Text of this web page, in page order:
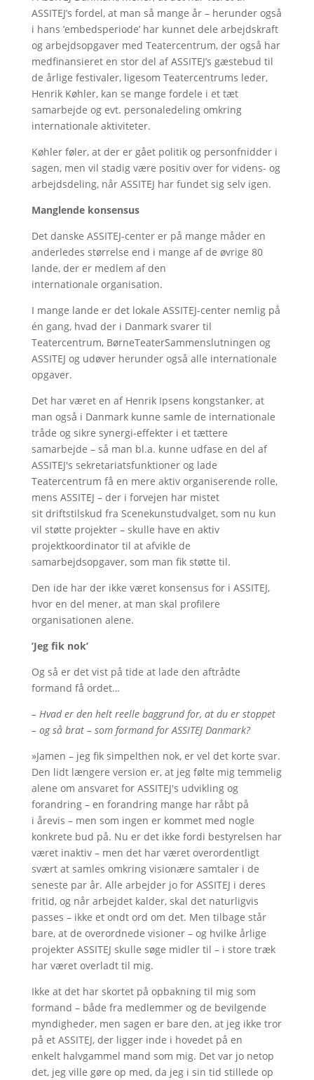
ASSITEJ’s fordel, at man så mange år – herunder også
i hans ’embedsperiode’ har kunnet dele arbejdskraft
og arbejdsopgaver med Teatercentrum, der også har
medfinansieret en stor del af ASSITEJ’s gæstebud til
de årlige festivaler, ligesom Teatercentrums leder,
Henrik Køhler, kan se mange fordele i et tæt
samarbejde og evt. personaledeling omkring
internationale aktiviteter.
Køhler føler, at der er gået politik og personfnidder i
sagen, men vil stadig være positiv over for videns- og
arbejdsdeling, når ASSITEJ har fundet sig selv igen.
Manglende konsensus
Det danske ASSITEJ-center er på mange måder en
anderledes størrelse end i mange af de øvrige 80
lande, der er medlem af den
internationale organisation.
I mange lande er det lokale ASSITEJ-center nemlig på
én gang, hvad der i Danmark svarer til
Teatercentrum, BørneTeaterSammenslutningen og
ASSITEJ og udøver herunder også alle internationale
opgaver.
Det har været en af Henrik Ipsens kongstanker, at
man også i Danmark kunne samle de internationale
tråde og sikre synergi-effekter i et tættere
samarbejde – så man bl.a. kunne udfase en del af
ASSITEJ's sekretariatsfunktioner og lade
Teatercentrum få en mere aktiv organiserende rolle,
mens ASSITEJ – der i forvejen har mistet
sit driftstilskud fra Scenekunstudvalget, som nu kun
vil støtte projekter – skulle have en aktiv
projektkoordinator til at afvikle de
samarbejdsopgaver, som man fik støtte til.
Den ide har der ikke været konsensus for i ASSITEJ,
hvor en del mener, at man skal profilere
organisationen alene.
’Jeg fik nok’
Og så er det vist på tide at lade den aftrådte
formand få ordet…
– Hvad er den helt reelle baggrund for, at du er stoppet
– og så brat – som formand for ASSITEJ Danmark?
»Jamen – jeg fik simpelthen nok, er vel det korte svar.
Den lidt længere version er, at jeg følte mig temmelig
alene om ansvaret for ASSITEJ's udvikling og
forandring – en forandring mange har råbt på
i årevis – men som ingen er kommet med nogle
konkrete bud på. Nu er det ikke fordi bestyrelsen har
været inaktiv – men det har været overordentligt
svært at samles omkring visionære samtaler i de
seneste par år. Alle arbejder jo for ASSITEJ i deres
fritid, og når arbejdet kalder, skal det naturligvis
passes – ikke et ondt ord om det. Men tilbage står
bare, at de overordnede visioner – og hvilke årlige
projekter ASSITEJ skulle søge midler til – i store træk
har været overladt til mig.
Ikke at det har skortet på opbakning til mig som
formand – både fra medlemmer og de bevilgende
myndigheder, men sagen er bare den, at jeg ikke tror
på et ASSITEJ, der ligger inde i hovedet på en
enkelt halvgammel mand som mig. Det var jo netop
det, jeg ville gøre op med, da jeg i sin tid stillede op